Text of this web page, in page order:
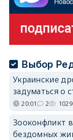
Выбор
Украинские
задуматься о
20:01 2 1029
Зооконфликт
бездомных